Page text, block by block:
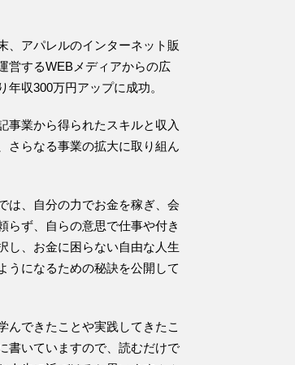
、アパレルのインターネット販
営するWEBメディアからの広
年収300万円アップに成功。
事業から得られたスキルと収入
さらなる事業の拡大に取り組ん
は、自分の力でお金を稼ぎ、会
らず、自らの意思で仕事や付き
し、お金に困らない自由な人生
うになるための秘訣を公開して
んできたことや実践してきたこ
書いていますので、読むだけで